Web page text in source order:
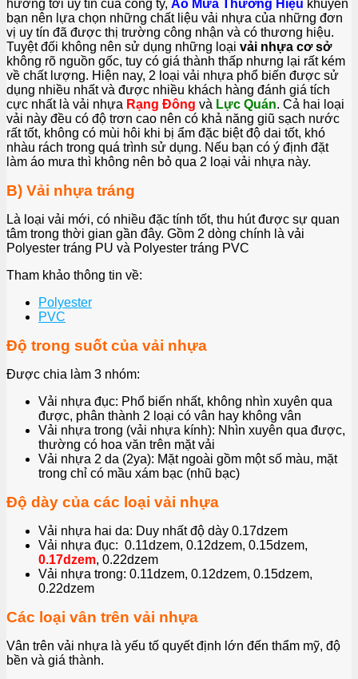
hưởng tới uy tín của công ty, Áo Mưa Thương Hiệu khuyên
bạn nên lựa chọn những chất liệu vải nhựa của những đơn
vị uy tín đã được thị trường công nhận và có thương hiệu.
Tuyệt đối không nên sử dụng những loại vải nhựa cơ sở
không rõ nguồn gốc, tuy có giá thành thấp nhưng lại rất kém
về chất lượng. Hiện nay, 2 loại vải nhựa phổ biến được sử
dụng nhiều nhất và được nhiều khách hàng đánh giá tích
cực nhất là vải nhựa Rạng Đông và Lực Quán. Cả hai loại
vải này đều có độ trơn cao nên có khả năng giũ sạch nước
rất tốt, không có mùi hôi khi bị ẩm đặc biệt độ dai tốt, khó
nhàu rách trong quá trình sử dụng. Nếu bạn có ý định đặt
làm áo mưa thì không nên bỏ qua 2 loại vải nhựa này.
B) Vải nhựa tráng
Là loại vải mới, có nhiều đặc tính tốt, thu hút được sự quan
tâm trong thời gian gần đây. Gồm 2 dòng chính là vải
Polyester tráng PU và Polyester tráng PVC
Tham khảo thông tin về:
Polyester
PVC
Độ trong suốt của vải nhựa
Được chia làm 3 nhóm:
Vải nhựa đục: Phổ biến nhất, không nhìn xuyên qua
được, phân thành 2 loại có vân hay không vân
Vải nhựa trong (vải nhựa kính): Nhìn xuyên qua được,
thường có hoa văn trên mặt vải
Vải nhựa 2 da (2ya): Mặt ngoài gồm một số màu, mặt
trong chỉ có mầu xám bạc (nhũ bạc)
Độ dày của các loại vải nhựa
Vải nhựa hai da: Duy nhất độ dày 0.17dzem
Vải nhựa đục: 0.11dzem, 0.12dzem, 0.15dzem,
0.17dzem, 0.22dzem
Vải nhựa trong: 0.11dzem, 0.12dzem, 0.15dzem,
0.22dzem
Các loại vân trên vải nhựa
Vân trên vải nhựa là yếu tố quyết định lớn đến thẩm mỹ, độ
bền và giá thành.